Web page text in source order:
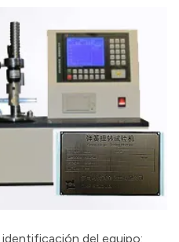
del equipo: